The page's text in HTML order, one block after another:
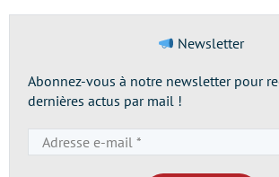
Newsletter
Abonnez-vous à notre newsletter pour
dernières actus par mail !
e-